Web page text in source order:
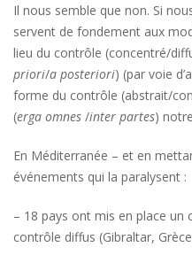
Il nous semble que non. Si
servent de fondement aux
lieu du contrôle (concentré/
priori/a posteriori) (par voie
forme du contrôle (abstrait/
(erga omnes /inter partes)
En Méditerranée – et en
événements qui la paralysent :
– 18 pays ont mis en place
contrôle diffus (Gibraltar,